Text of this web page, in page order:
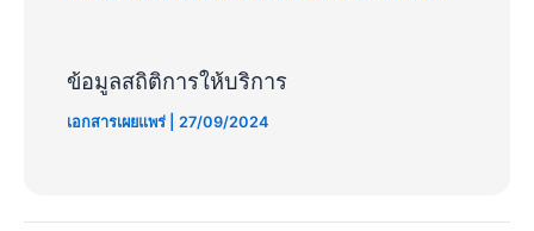
ข้อมูลสถิติการให้บริการ
เอกสารเผยแพร่ 27/09/2024